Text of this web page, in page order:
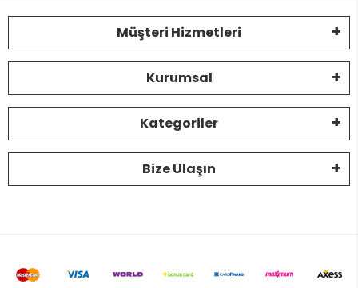
Müşteri Hizmetleri
Kurumsal
Kategoriler
Bize Ulaşın